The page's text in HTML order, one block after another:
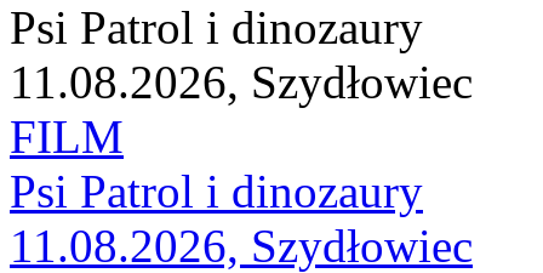
Psi Patrol i dinozaury
11.08.2026, Szydłowiec
FILM
Psi Patrol i dinozaury
11.08.2026, Szydłowiec